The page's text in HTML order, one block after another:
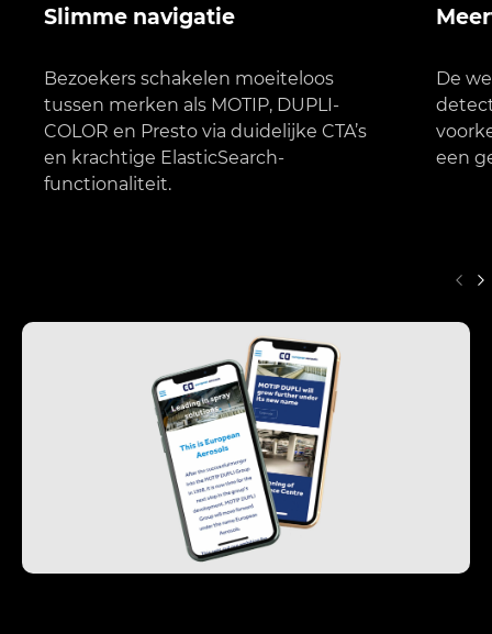
Slimme navigatie
Bezoekers schakelen moeiteloos
tussen merken als MOTIP, DUPLI-
COLOR en Presto via duidelijke CTA’s
en krachtige ElasticSearch-
functionaliteit.
De
een